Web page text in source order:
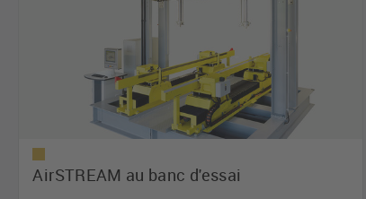
AirSTREAM au banc d'essai